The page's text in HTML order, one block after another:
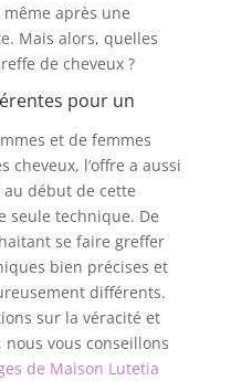
après une
Mais alors, quelles
de cheveux ?
pour un
et de femmes
cheveux, l’offre a aussi
début de cette
seule technique. De
se faire greffer
bien précises et
différents.
sur la véracité et
nous vous conseillons
de Maison Lutetia